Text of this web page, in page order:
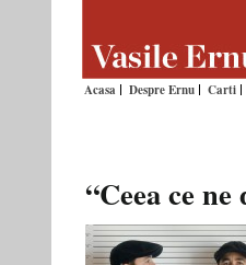
Acasa Despre Ernu Carti
“Ceea ce